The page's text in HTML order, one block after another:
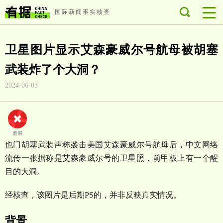
国际新闻事实核查
卫星图片显示艾森豪威尔号航母被胡塞
武装炸了个大洞？
2024-06-03
也门胡塞武装声称袭击美国艾森豪威尔号航母后，中文网络
流传一张据称是艾森豪威尔号的卫星照，前甲板上有一个醒
目的大洞。
经核查，该图片是后期PS的，并非反映真实情况。